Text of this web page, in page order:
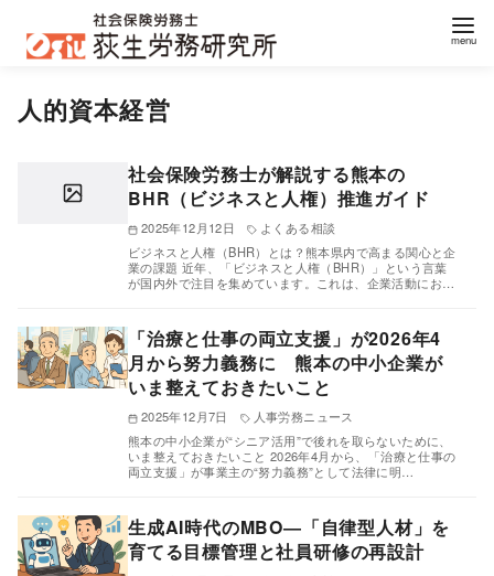
人的資本経営
社会保険労務士が解説する熊本の
BHR（ビジネスと人権）推進ガイド
2025年12月12日
よくある相談
ビジネスと人権（BHR）とは？熊本県内で高まる関心と企
業の課題 近年、「ビジネスと人権（BHR）」という言葉
が国内外で注目を集めています。これは、企業活動にお…
「治療と仕事の両立支援」が2026年4
月から努力義務に 熊本の中小企業が
いま整えておきたいこと
2025年12月7日
人事労務ニュース
熊本の中小企業が“シニア活用”で後れを取らないために、
いま整えておきたいこと 2026年4月から、「治療と仕事の
両立支援」が事業主の“努力義務”として法律に明…
生成AI時代のMBO―「自律型人材」を
育てる目標管理と社員研修の再設計